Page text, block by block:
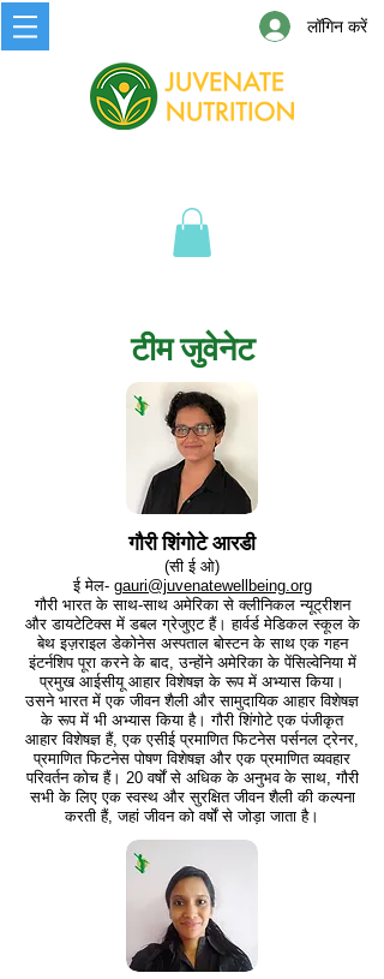
लॉगिन करें
टीम जुवेनेट
गौरी शिंगोटे आरडी
(सी ई ओ)
ई मेल- gauri@juvenatewellbeing.org
गौरी भारत के साथ-साथ अमेरिका से क्लीनिकल न्यूट्रीशन
और डायटेटिक्स में डबल ग्रेजुएट हैं। हार्वर्ड मेडिकल स्कूल के
बेथ इज़राइल डेकोनेस अस्पताल बोस्टन के साथ एक गहन
इंटर्नशिप पूरा करने के बाद, उन्होंने अमेरिका के पेंसिल्वेनिया में
प्रमुख आईसीयू आहार विशेषज्ञ के रूप में अभ्यास किया।
उसने भारत में एक जीवन शैली और सामुदायिक आहार विशेषज्ञ
के रूप में भी अभ्यास किया है। गौरी शिंगोटे एक पंजीकृत
आहार विशेषज्ञ हैं, एक एसीई प्रमाणित फिटनेस पर्सनल ट्रेनर,
प्रमाणित फिटनेस पोषण विशेषज्ञ और एक प्रमाणित व्यवहार
परिवर्तन कोच हैं। 20 वर्षों से अधिक के अनुभव के साथ, गौरी
सभी के लिए एक स्वस्थ और सुरक्षित जीवन शैली की कल्पना
करती हैं, जहां जीवन को वर्षों से जोड़ा जाता है।